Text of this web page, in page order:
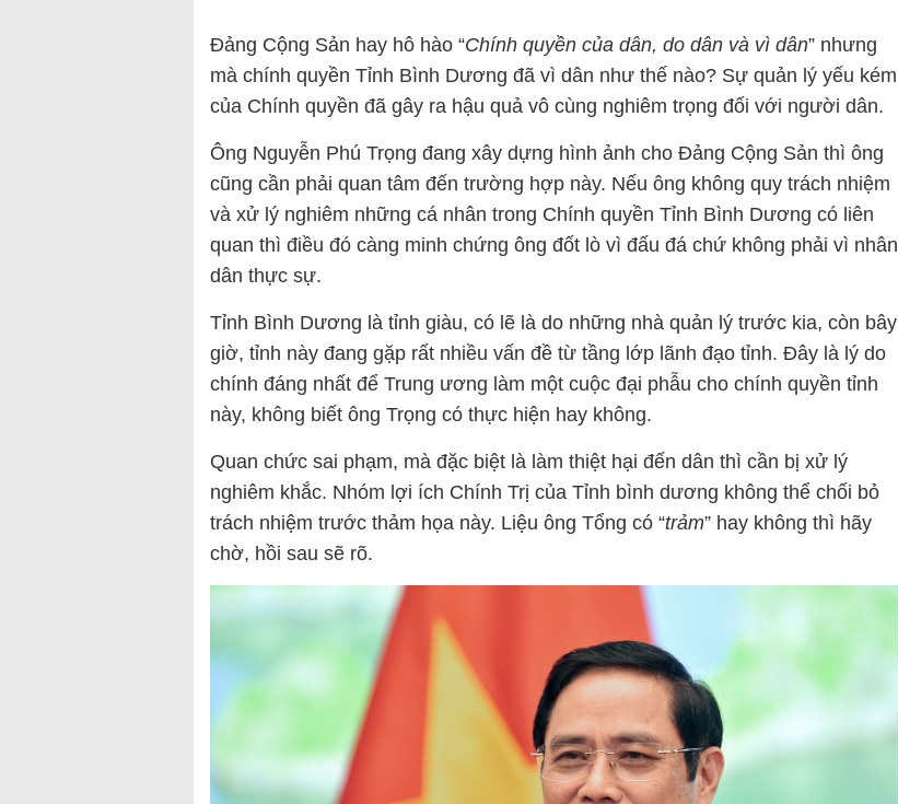
Đảng Cộng Sản hay hô hào “Chính quyền của dân, do dân và vì dân” nhưng
mà chính quyền Tỉnh Bình Dương đã vì dân như thế nào? Sự quản lý yếu kém
của Chính quyền đã gây ra hậu quả vô cùng nghiêm trọng đối với người dân.
Ông Nguyễn Phú Trọng đang xây dựng hình ảnh cho Đảng Cộng Sản thì ông
cũng cần phải quan tâm đến trường hợp này. Nếu ông không quy trách nhiệm
và xử lý nghiêm những cá nhân trong Chính quyền Tỉnh Bình Dương có liên
quan thì điều đó càng minh chứng ông đốt lò vì đấu đá chứ không phải vì nhân
dân thực sự.
Tỉnh Bình Dương là tỉnh giàu, có lẽ là do những nhà quản lý trước kia, còn bây
giờ, tỉnh này đang gặp rất nhiều vấn đề từ tầng lớp lãnh đạo tỉnh. Đây là lý do
chính đáng nhất để Trung ương làm một cuộc đại phẫu cho chính quyền tỉnh
này, không biết ông Trọng có thực hiện hay không.
Quan chức sai phạm, mà đặc biệt là làm thiệt hại đến dân thì cần bị xử lý
nghiêm khắc. Nhóm lợi ích Chính Trị của Tỉnh bình dương không thể chối bỏ
trách nhiệm trước thảm họa này. Liệu ông Tổng có “trảm” hay không thì hãy
chờ, hồi sau sẽ rõ.